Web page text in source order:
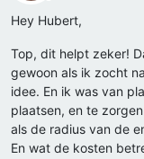
Offline
Hey Hubert,
Top, dit helpt zeker!
gewoon als ik zocht
idee. En ik was van
plaatsen, en te
als de radius van de
En wat de kosten